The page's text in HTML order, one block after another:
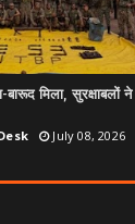
मिला, सुरक्षाबलों ने
July 08, 2026